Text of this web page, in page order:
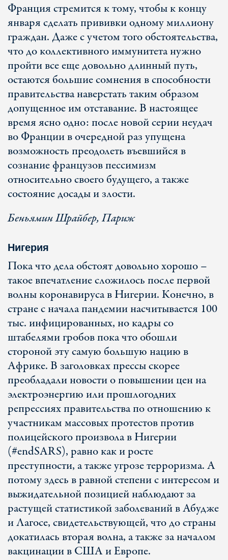
Франция стремится к тому, чтобы к концу
января сделать прививки одному миллиону
граждан. Даже с учетом того обстоятельства,
что до коллективного иммунитета нужно
пройти все еще довольно длинный путь,
остаются большие сомнения в способности
правительства наверстать таким образом
допущенное им отставание. В настоящее
время ясно одно: после новой серии неудач
во Франции в очередной раз упущена
возможность преодолеть въевшийся в
сознание французов пессимизм
относительно своего будущего, а также
состояние досады и злости.
Беньямин Шрайбер, Париж
Нигерия
Пока что дела обстоят довольно хорошо –
такое впечатление сложилось после первой
волны коронавируса в Нигерии. Конечно, в
стране с начала пандемии насчитывается 100
тыс. инфицированных, но кадры со
штабелями гробов пока что обошли
стороной эту самую большую нацию в
Африке. В заголовках прессы скорее
преобладали новости о повышении цен на
электроэнергию или прошлогодних
репрессиях правительства по отношению к
участникам массовых протестов против
полицейского произвола в Нигерии
(#endSARS), равно как и росте
преступности, а также угрозе терроризма. А
потому здесь в равной степени с интересом и
выжидательной позицией наблюдают за
растущей статистикой заболеваний в Абудже
и Лагосе, свидетельствующей, что до страны
докатилась вторая волна, а также за началом
вакцинации в США и Европе.